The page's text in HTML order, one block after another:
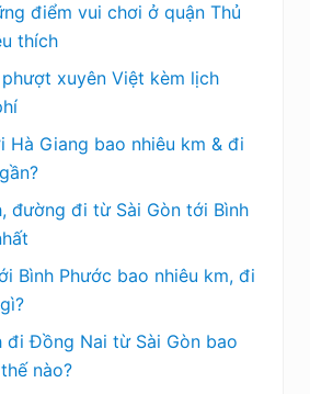
điểm vui chơi ở quận Thủ
thích
xuyên Việt kèm lịch
Hà Giang bao nhiêu km & đi
đường đi từ Sài Gòn tới Bình
Bình Phước bao nhiêu km, đi
đi Đồng Nai từ Sài Gòn bao
nào?